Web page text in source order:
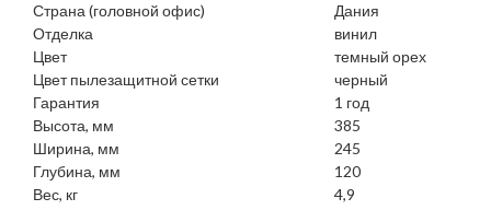
Страна (головной офис)
Дания
Отделка
винил
Цвет
темный орех
Цвет пылезащитной сетки
черный
Гарантия
1 год
Высота, мм
385
Ширина, мм
245
Глубина, мм
120
Вес, кг
4,9